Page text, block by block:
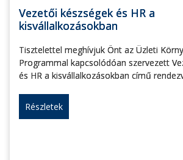
Vezetői készségek és HR a
kisvállalkozásokban
Tisztelettel meghívjuk Önt az Üzleti
Programmal kapcsolódóan szervezett
és HR a kisvállalkozásokban című
Részletek